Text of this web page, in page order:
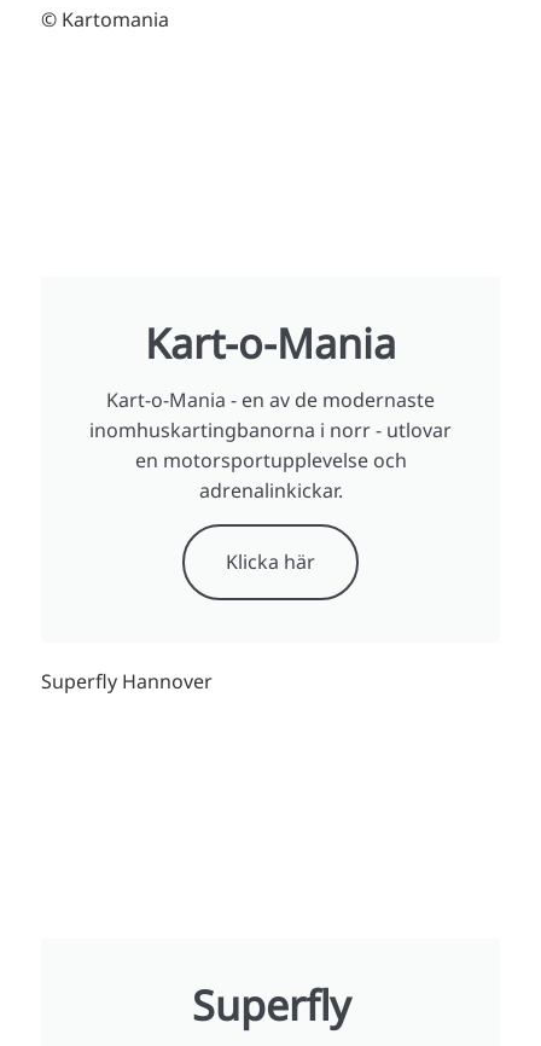
© Kartomania
Kart-o-Mania
Kart-o-Mania - en av de modernaste
inomhuskartingbanorna i norr - utlovar
en motorsportupplevelse och
adrenalinkickar.
Klicka här
Superfly Hannover
Superfly